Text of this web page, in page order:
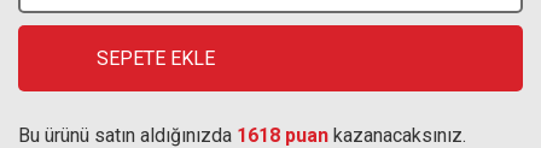
SEPETE EKLE
Bu ürünü satın aldığınızda 1618 puan kazanacaksınız.